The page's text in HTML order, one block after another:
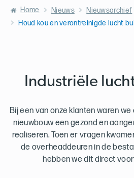
Home Nieuws
Nieuwsarchief
Houd kou en verontreinigde lucht
Industriële
Bij een van onze klanten waren
nieuwbouw een gezond en
realiseren. Toen er vragen
de overheaddeuren in de
hebben we dit direct